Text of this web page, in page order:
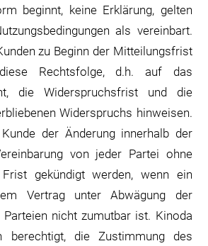
beginnt, keine Erklärung, gelten
als vereinbart.
zu Beginn der Mitteilungsfrist
Rechtsfolge, d.h. auf das
die Widerspruchsfrist und die
Widerspruchs hinweisen.
der Änderung innerhalb der
von jeder Partei ohne
gekündigt werden, wenn ein
Vertrag unter Abwägung der
nicht zumutbar ist. Kinoda
berechtigt, die Zustimmung des